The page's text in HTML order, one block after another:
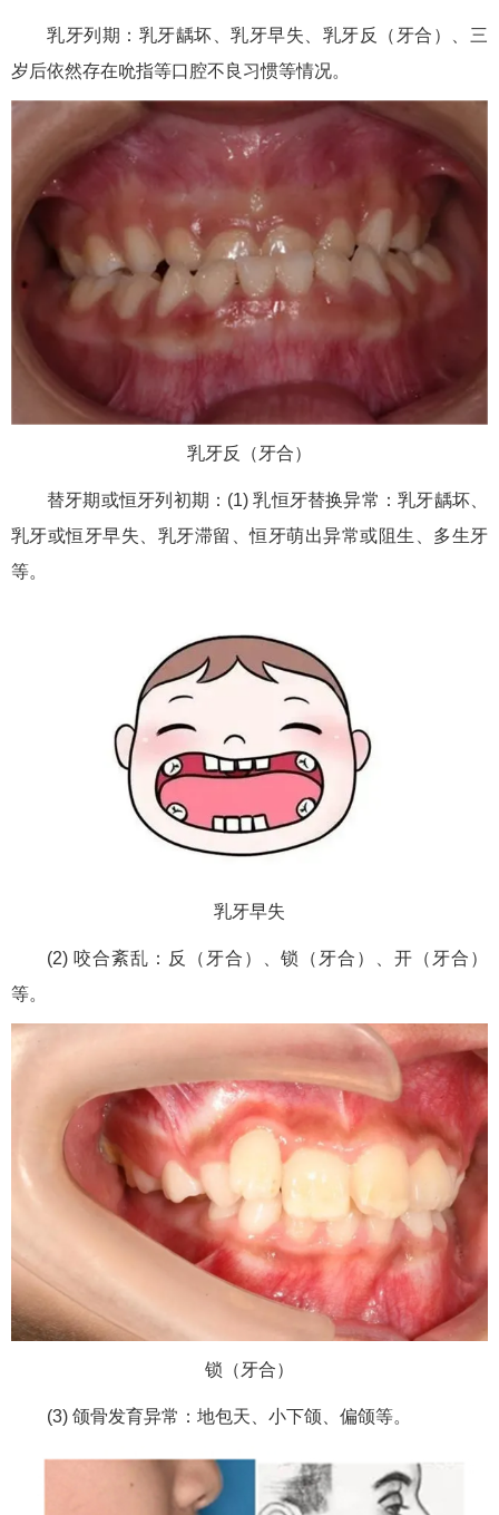
乳牙列期：乳牙龋坏、乳牙早失、乳牙反（牙合）、三
岁后依然存在吮指等口腔不良习惯等情况。
乳牙反（牙合）
替牙期或恒牙列初期：(1) 乳恒牙替换异常：乳牙龋坏、
乳牙或恒牙早失、乳牙滞留、恒牙萌出异常或阻生、多生牙
等。
乳牙早失
(2) 咬合紊乱：反（牙合）、锁（牙合）、开（牙合）
等。
锁（牙合）
(3) 颌骨发育异常：地包天、小下颌、偏颌等。